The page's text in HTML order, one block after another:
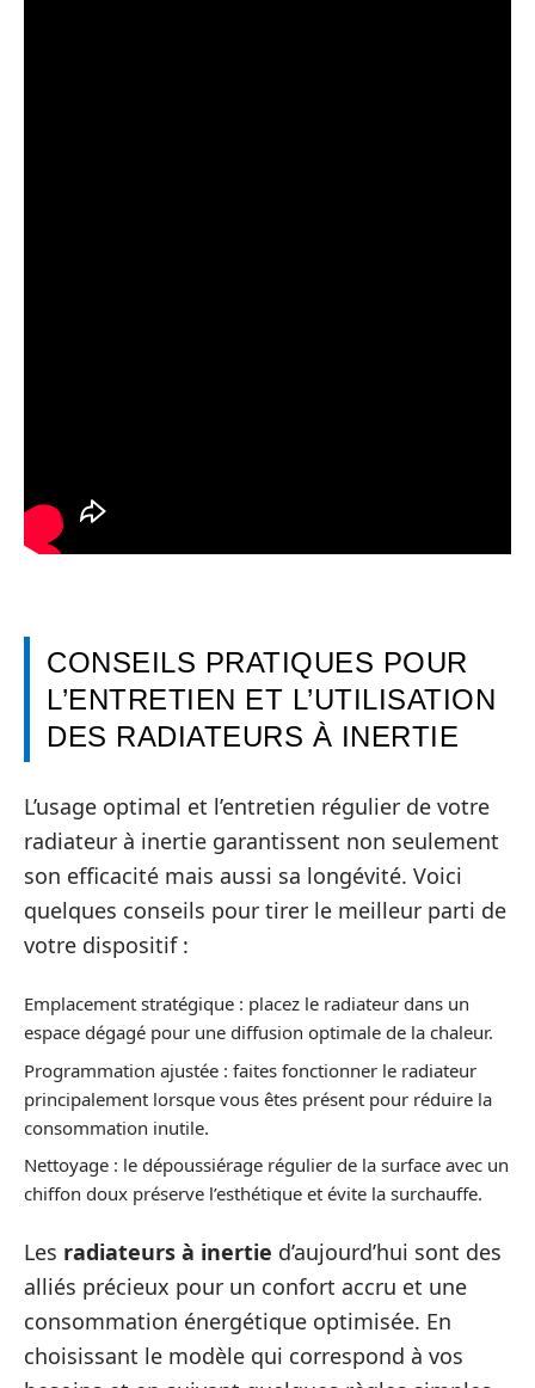
CONSEILS PRATIQUES POUR
L’ENTRETIEN ET L’UTILISATION
DES RADIATEURS À INERTIE
L’usage optimal et l’entretien régulier de votre
radiateur à inertie garantissent non seulement
son efficacité mais aussi sa longévité. Voici
quelques conseils pour tirer le meilleur parti de
votre dispositif :
Emplacement stratégique : placez le radiateur dans un
espace dégagé pour une diffusion optimale de la chaleur.
Programmation ajustée : faites fonctionner le radiateur
principalement lorsque vous êtes présent pour réduire la
consommation inutile.
Nettoyage : le dépoussiérage régulier de la surface avec un
chiffon doux préserve l’esthétique et évite la surchauffe.
Les radiateurs à inertie d’aujourd’hui sont des
alliés précieux pour un confort accru et une
consommation énergétique optimisée. En
choisissant le modèle qui correspond à vos